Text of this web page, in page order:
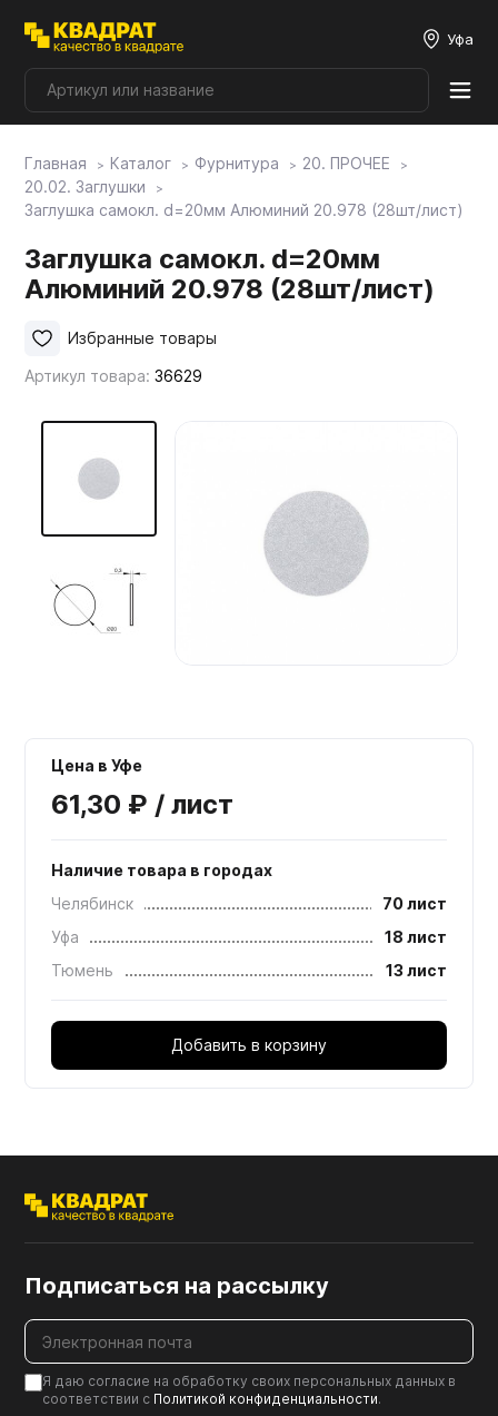
Уфа
Плитные материалы
Мой ЭГГЕР
Фасады
Мебельные образцы, каталоги
Главная Каталог Фурнитура
20. ПРОЧЕЕ
20.02. Заглушки
Заглушка самокл. d=20мм Алюминий 20.978 (28шт/лист)
Заглушка самокл. d=20мм
Алюминий 20.978 (28шт/лист)
Артикул товара:36629
Избранные товары
Цена в Уфе
61,30 ₽ / лист
Наличие товара в городах
Челябинск
70 лист
Уфа
18 лист
Тюмень
13 лист
Добавить в корзину
Подписаться на рассылку
Я даю согласие на обработку своих персональных данных в
соответствии с Политикой конфиденциальности.